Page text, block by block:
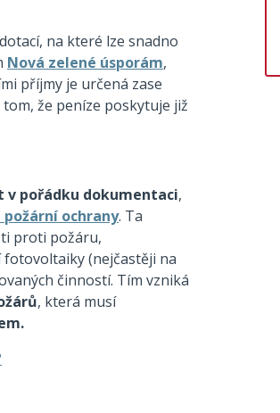
na které lze snadno
Nová zelené úsporám,
příjmy je určená zase
že peníze poskytuje již
v pořádku dokumentaci,
ochrany. Ta
proti požáru,
fotovoltaiky (nejčastěji na
činností. Tím vzniká
, která musí